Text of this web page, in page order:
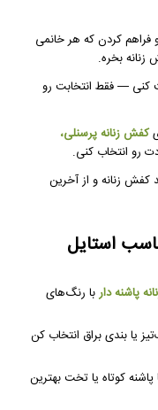
فراهم کردن که هر خانمی
بخره.
کنی — فقط انتخابت رو
کفش زنانه پرسنلی،
رو انتخاب کنی.
کفش زنانه و از آخرین
استایل
پاشنه داربا رنگ‌های
یا بندی براق انتخاب کن
کوتاه یا تخت بهترین